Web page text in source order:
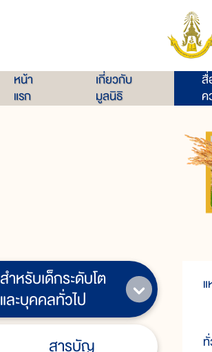
หน้า
แรก
เกี่ยวกับ
มูลนิธิ
สื่
ค
สำหรับเด็กระดับโต
และบุคคลทั่วไป
สารบัญ